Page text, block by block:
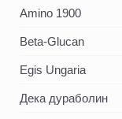
Amino 1900
Beta-Glucan
Egis Ungaria
Дека дураболин